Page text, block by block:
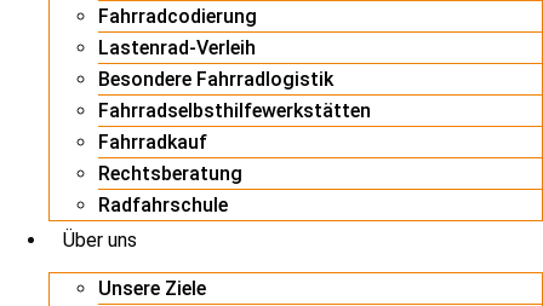
Fahrradcodierung
Lastenrad-Verleih
Besondere Fahrradlogistik
Fahrradselbsthilfewerkstätten
Fahrradkauf
Rechtsberatung
Radfahrschule
Über uns
Unsere Ziele